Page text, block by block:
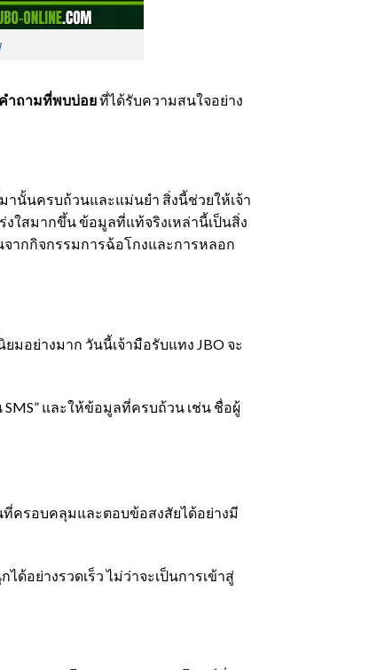
คำถามที่พบบ่อยที่ได้รับความสนใจอย่าง
นั้นครบถ้วนและแม่นยำ สิ่งนี้ช่วยให้เจ้า
ใสมากขึ้น ข้อมูลที่แท้จริงเหล่านี้เป็นสิ่ง
ากกิจกรรมการฉ้อโกงและการหลอก
มอย่างมาก วันนี้เจ้ามือรับแทง JBO จะ
และให้ข้อมูลที่ครบถ้วน เช่น ชื่อผู้
ที่ครอบคลุมและตอบข้อสงสัยได้อย่างมี
อย่างรวดเร็ว ไม่ว่าจะเป็นการเข้าสู่